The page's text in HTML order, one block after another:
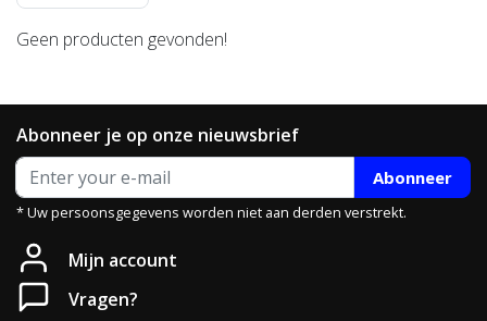
Geen producten gevonden!
Abonneer je op onze nieuwsbrief
Abonneer
* Uw persoonsgegevens worden niet aan derden verstrekt.
Mijn account
Vragen?